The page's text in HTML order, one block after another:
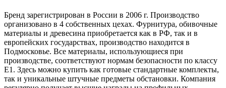
Бренд зарегистрирован в России в 2006 г. Производство
организовано в 4 собственных цехах. Фурнитура, обивочные
материалы и древесина приобретается как в РФ, так и в
европейских государствах, производство находится в
Подмосковье. Все материалы, использующиеся при
производстве, соответствуют нормам безопасности по классу
Е1. Здесь можно купить как готовые стандартные комплекты,
так и уникальные штучные предметы обстановки. Компания